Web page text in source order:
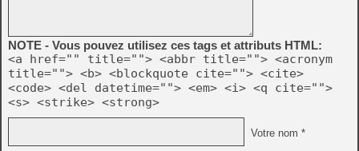
NOTE - Vous pouvez utilisez ces tags et attributs HTML:
<a href="" title=""> <abbr title=""> <acronym
title=""> <b> <blockquote cite=""> <cite>
<code> <del datetime=""> <em> <i> <q cite="">
<s> <strike> <strong>
Votre nom *